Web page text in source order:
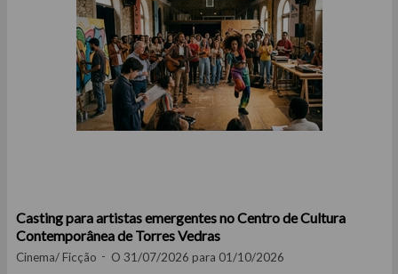
Casting para artistas emergentes no Centro de Cultura
Contemporânea de Torres Vedras
Cinema/ Ficção O 31/07/2026 para 01/10/2026